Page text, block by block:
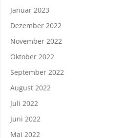
Januar 2023
Dezember 2022
November 2022
Oktober 2022
September 2022
August 2022
Juli 2022
Juni 2022
Mai 2022